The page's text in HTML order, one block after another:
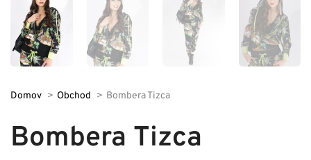
Domov Obchod Bombera Tizca
Bombera Tizca